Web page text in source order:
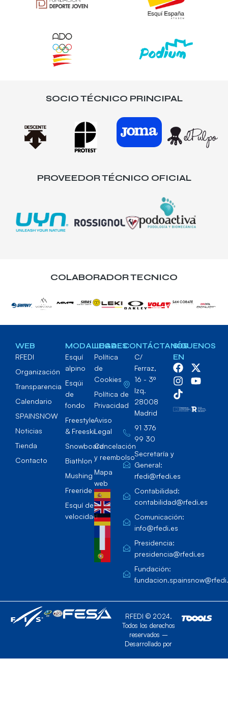
SOCIO TÉCNICO PRINCIPAL
PROVEEDOR TÉCNICO OFICIAL
COLABORADOR TECNICO
WEB
RFEDI
Organización
Transparencia
Calendario
SPAINSNOW
Noticias
Tienda
Contacto
MODALIDADES
Esquí
alpino
Esqúi
de
fondo
Freestyle
& Freeski
Snowboard
Biathlon
Mushing
Freeride
Esquí de
velocidad
LEGAL
Política
de
Cookies
Política de
Privacidad
Aviso
Legal
Cancelación
y reembolso
Mapa
web
CONTÁCTANOS
C/
Ferraz,
16 - 3º
Izq.
28008
Madrid
91 376
99 30
Secretaría y
General:
rfedi@rfedi.es
Contabilidad:
contabilidad@rfedi.es
Comunicación:
info@rfedi.es
Presidencia:
presidencia@rfedi.es
Fundación:
SÍGUENOS
EN
RFEDI © 2024.
Todos los derechos
reservados –
Desarrollado por